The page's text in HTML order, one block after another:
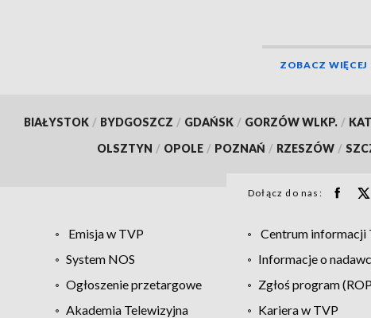
ZOBACZ WIĘCEJ
BIAŁYSTOK / BYDGOSZCZ / GDAŃSK / GORZÓW WLKP. /
OLSZTYN / OPOLE / POZNAŃ / RZESZÓW /
Dołącz do nas:
Emisja w TVP Centrum informacji
System NOS Informacje o
Ogłoszenie przetargowe Zgłoś program
Akademia Telewizyjna Kariera w TVP